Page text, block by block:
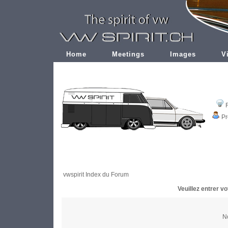
Home Meetings Images
vwspirit Index du Forum
Veuillez entrer